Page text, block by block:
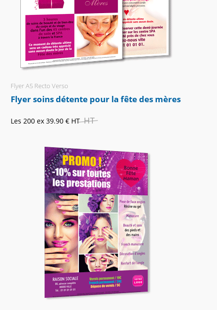
Flyer A5 Recto Verso
Flyer soins détente pour la fête des mères
Les 200 ex 39.90 € HT HT